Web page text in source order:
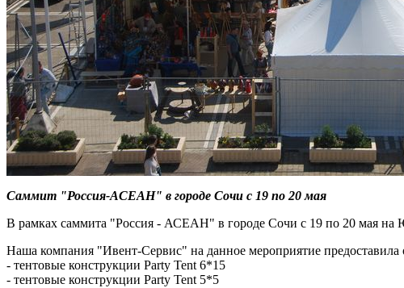
Саммит "Россия-АСЕАН" в городе Сочи с 19 по 20 мая
В рамках саммита "Россия - АСЕАН" в городе Сочи с 19 по 20 мая на
Наша компания "Ивент-Сервис" на данное мероприятие предоставила
- тентовые конструкции Party Tent 6*15
- тентовые конструкции Party Tent 5*5